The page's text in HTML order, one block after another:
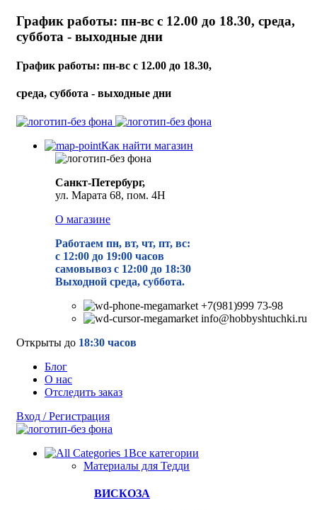
График работы: пн-вс с 12.00 до 18.30, среда,
суббота - выходные дни
График работы: пн-вс с 12.00 до 18.30,
среда, суббота - выходные дни
Как найти магазин
Санкт-Петербург,
ул. Марата 68, пом. 4Н
О магазине
Работаем пн, вт, чт, пт, вс:
с 12:00 до 19:00 часов
самовывоз с 12:00 до 18:30
Выходной среда, суббота.
+7(981)999 73-98
info@hobbyshtuchki.ru
Открыты до 18:30 часов
Блог
О нас
Отследить заказ
Вход / Регистрация
Все категории
Материалы для Тедди
ВИСКОЗА